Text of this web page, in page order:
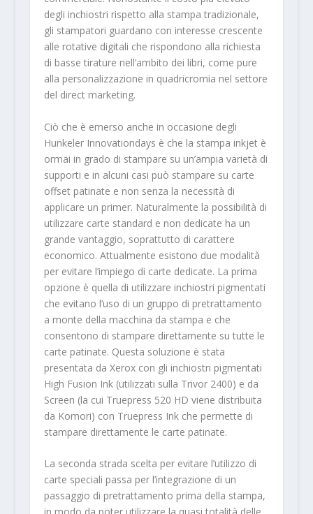
degli inchiostri rispetto alla stampa tradizionale,
gli stampatori guardano con interesse crescente
alle rotative digitali che rispondono alla richiesta
di basse tirature nell’ambito dei libri, come pure
alla personalizzazione in quadricromia nel settore
del direct marketing.
Ciò che è emerso anche in occasione degli
Hunkeler Innovationdays è che la stampa inkjet è
ormai in grado di stampare su un’ampia varietà di
supporti e in alcuni casi può stampare su carte
offset patinate e non senza la necessità di
applicare un primer. Naturalmente la possibilità di
utilizzare carte standard e non dedicate ha un
grande vantaggio, soprattutto di carattere
economico. Attualmente esistono due modalità
per evitare l’impiego di carte dedicate. La prima
opzione è quella di utilizzare inchiostri pigmentati
che evitano l’uso di un gruppo di pretrattamento
a monte della macchina da stampa e che
consentono di stampare direttamente su tutte le
carte patinate. Questa soluzione è stata
presentata da Xerox con gli inchiostri pigmentati
High Fusion Ink (utilizzati sulla Trivor 2400) e da
Screen (la cui Truepress 520 HD viene distribuita
da Komori) con Truepress Ink che permette di
stampare direttamente le carte patinate.
La seconda strada scelta per evitare l’utilizzo di
carte speciali passa per l’integrazione di un
passaggio di pretrattamento prima della stampa,